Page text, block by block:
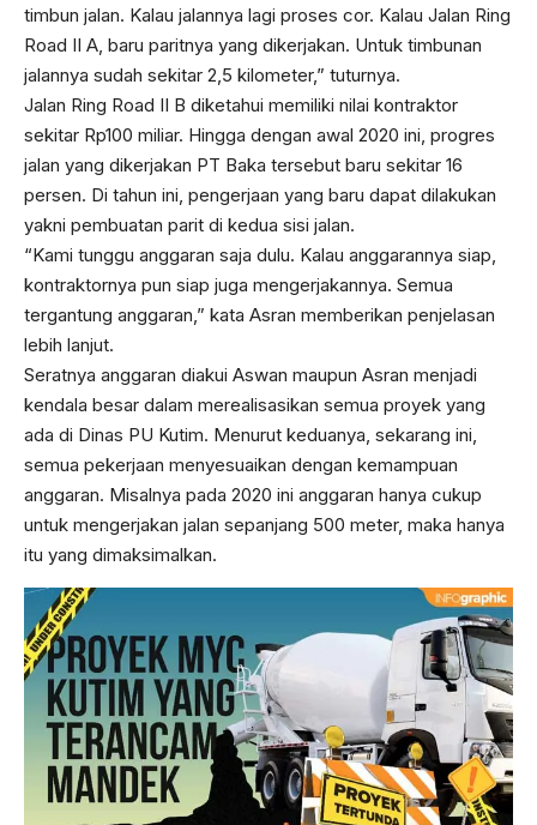
timbun jalan. Kalau jalannya lagi proses cor. Kalau Jalan Ring
Road II A, baru paritnya yang dikerjakan. Untuk timbunan
jalannya sudah sekitar 2,5 kilometer,” tuturnya.
Jalan Ring Road II B diketahui memiliki nilai kontraktor
sekitar Rp100 miliar. Hingga dengan awal 2020 ini, progres
jalan yang dikerjakan PT Baka tersebut baru sekitar 16
persen. Di tahun ini, pengerjaan yang baru dapat dilakukan
yakni pembuatan parit di kedua sisi jalan.
“Kami tunggu anggaran saja dulu. Kalau anggarannya siap,
kontraktornya pun siap juga mengerjakannya. Semua
tergantung anggaran,” kata Asran memberikan penjelasan
lebih lanjut.
Seratnya anggaran diakui Aswan maupun Asran menjadi
kendala besar dalam merealisasikan semua proyek yang
ada di Dinas PU Kutim. Menurut keduanya, sekarang ini,
semua pekerjaan menyesuaikan dengan kemampuan
anggaran. Misalnya pada 2020 ini anggaran hanya cukup
untuk mengerjakan jalan sepanjang 500 meter, maka hanya
itu yang dimaksimalkan.